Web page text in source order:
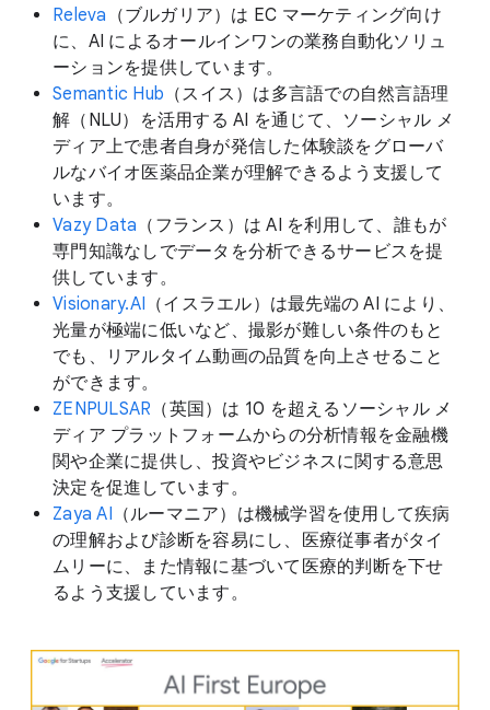
Releva （ブルガリア）は EC マーケティング向け
に、AI によるオールインワンの業務自動化ソリュ
ーションを提供しています。
Semantic Hub （スイス）は多言語での自然言語理
解（NLU）を活用する AI を通じて、ソーシャル メ
ディア上で患者自身が発信した体験談をグローバ
ルなバイオ医薬品企業が理解できるよう支援して
います。
Vazy Data （フランス）は AI を利用して、誰もが
専門知識なしでデータを分析できるサービスを提
供しています。
Visionary.AI （イスラエル）は最先端の AI により、
光量が極端に低いなど、撮影が難しい条件のもと
でも、リアルタイム動画の品質を向上させること
ができます。
ZENPULSAR （英国）は 10 を超えるソーシャル メ
ディア プラットフォームからの分析情報を金融機
関や企業に提供し、投資やビジネスに関する意思
決定を促進しています。
Zaya AI （ルーマニア）は機械学習を使用して疾病
の理解および診断を容易にし、医療従事者がタイ
ムリーに、また情報に基づいて医療的判断を下せ
るよう支援しています。